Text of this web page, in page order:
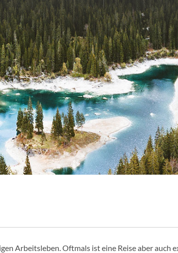
Arbeitsleben. Oftmals ist eine Reise aber